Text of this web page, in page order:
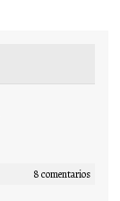
8 comentarios